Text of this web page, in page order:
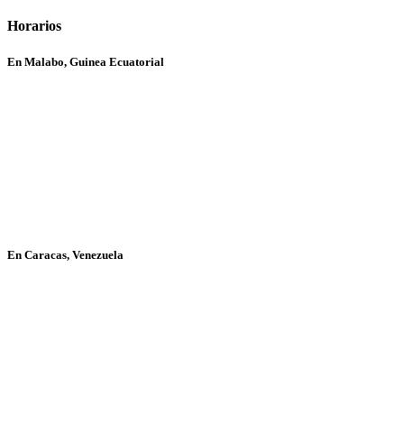
Horarios
En Malabo, Guinea Ecuatorial
En Caracas, Venezuela